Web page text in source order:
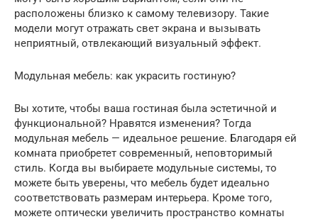
расположены близко к самому телевизору. Такие
модели могут отражать свет экрана и вызывать
неприятный, отвлекающий визуальный эффект.
Модульная мебель: как украсить гостиную?
Вы хотите, чтобы ваша гостиная была эстетичной и
функциональной? Нравятся изменения? Тогда
модульная мебель — идеальное решение. Благодаря ей
комната приобретет современный, неповторимый
стиль. Когда вы выбираете модульные системы, то
можете быть уверены, что мебель будет идеально
соответствовать размерам интерьера. Кроме того,
можете оптически увеличить пространство комнаты